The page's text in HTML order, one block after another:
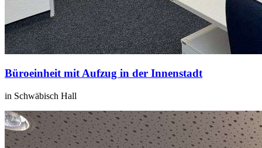
Büroeinheit mit Aufzug in der Innenstadt
in Schwäbisch Hall